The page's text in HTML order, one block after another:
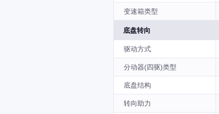
变速箱类型
底盘转向
驱动方式
分动器(四驱)类型
底盘结构
转向助力